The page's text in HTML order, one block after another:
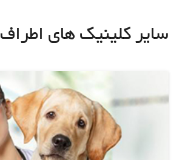
سایر کلینیک های اطراف